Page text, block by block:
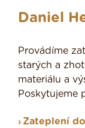
Daniel
Provádíme
starých a
materiálu a
Poskytujeme
Zateplení